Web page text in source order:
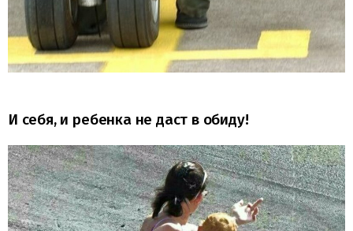
И себя, и ребенка не даст в обиду!